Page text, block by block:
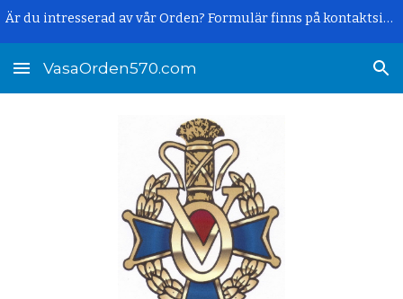
Är du intresserad av vår Orden? Formulär finns på kontaktsidan.
VasaOrden570.com